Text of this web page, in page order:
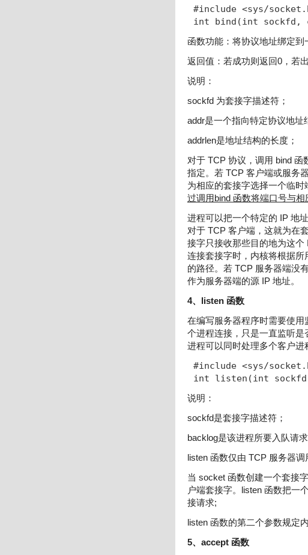
#include <sys/
int bind(int sockfd,
函数功能：将协议地址绑定到
返回值：若成功则返回0，若
说明：
sockfd 为套接字描述符；
addr是一个指向特定协议地址
addrlen是地址结构的长度；
对于 TCP 协议，调用 bind
指定。若 TCP 客户端或服务
为相应的套接字选择一个临时
过调用bind 函数将端口号与相
进程可以把一个特定的 IP 地
对于 TCP 客户端，这就为在
接字只接收那些目的地为这
连接套接字时，内核将根据
的路径。若 TCP 服务器端没
作为服务器端的源 IP 地址。
4、listen 函数
在编写服务器程序时需要使
个进程连接，只是一直监听
进程可以同时处理多个客户进
#include <sys/
int listen(int
说明：
sockfd是套接字描述符；
backlog是该进程所要入队请
listen 函数仅由 TCP 服务器
当 socket 函数创建一个套接
户端套接字。listen 函数把一
接请求;
listen 函数的第二个参数规定
5、accept 函数